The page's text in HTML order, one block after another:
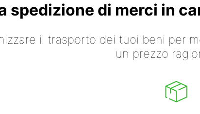
spedizione di merci in
il trasporto dei tuoi beni per
un prezzo